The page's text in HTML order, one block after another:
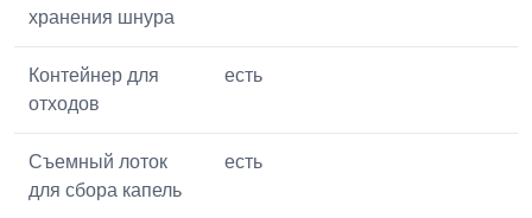
хранения шнура
Контейнер для
отходов
есть
Съемный лоток
для сбора капель
есть